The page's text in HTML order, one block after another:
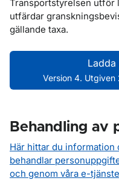
Transportstyrelsen utför
utfärdar
gällande taxa.
Ladda
Version 4.
Behandling av
Här hittar du information
behandlar
och genom våra e-